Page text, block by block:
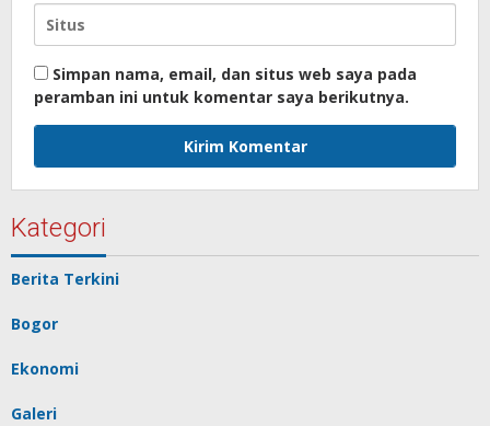
Simpan nama, email, dan situs web saya pada
peramban ini untuk komentar saya berikutnya.
Kategori
Berita Terkini
Bogor
Ekonomi
Galeri